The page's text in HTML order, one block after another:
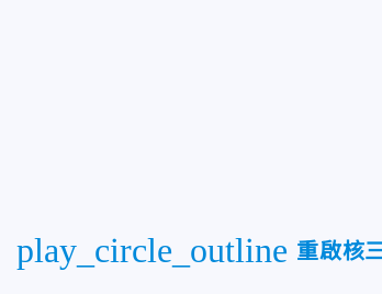
play_circle_outline 重啟核